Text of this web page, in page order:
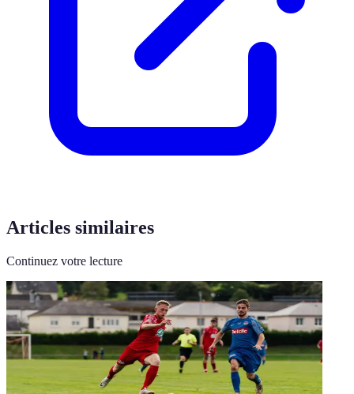
Articles similaires
Continuez votre lecture